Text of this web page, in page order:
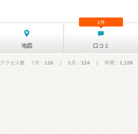
地図 口コミ
1件
アクセス数 7月： 116 | 6月： 124 | 年間： 1,198